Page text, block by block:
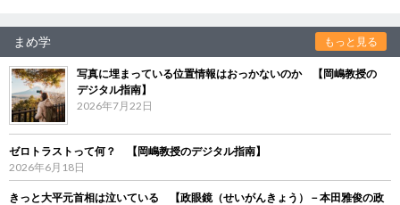
まめ学 もっと見る
写真に埋まっている位置情報はおっかないのか 【岡嶋教授の
デジタル指南】
2026年7月22日
ゼロトラストって何？ 【岡嶋教授のデジタル指南】
2026年6月18日
きっと大平元首相は泣いている 【政眼鏡（せいがんきょう）－本田雅俊の政